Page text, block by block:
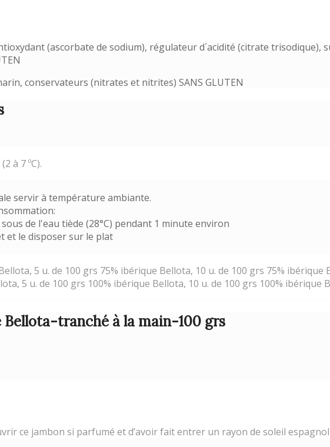
(ascorbate de sodium), régulateur d´acidité (citrate trisodique),
conservateurs (nitrates et nitrites) SANS GLUTEN
à 7 ºC).
servir à température ambiante.
de l'eau tiède (28°C) pendant 1 minute environ
et le disposer sur le plat
5 u. de 100 grs 75% ibérique Bellota, 10 u. de 100 grs 75%
5 u. de 100 grs 100% ibérique Bellota, 10 u. de 100 grs 100% ibérique
Bellota-tranché à la main-100 grs
ce jambon si parfumé et d’avoir fait entrer un rayon de soleil espagnol